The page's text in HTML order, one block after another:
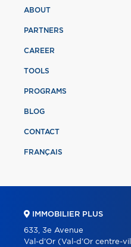
ABOUT
PARTNERS
CAREER
TOOLS
PROGRAMS
BLOG
CONTACT
FRANÇAIS
IMMOBILIER PLUS
633, 3e Avenue
Val-d'Or (Val-d'Or centre-